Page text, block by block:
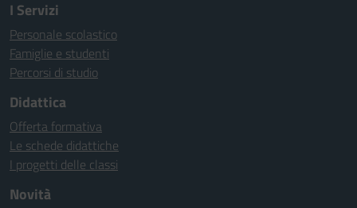
I Servizi
Personale scolastico
Famiglie e studenti
Percorsi di studio
Didattica
Offerta formativa
Le schede didattiche
I progetti delle classi
Novità